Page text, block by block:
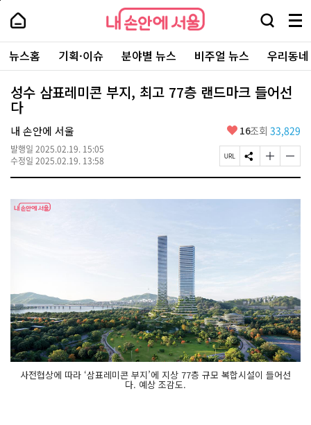
본
로
가
내
손
안
에
서
울
-
서
울
시
대
표
소
통
포
내
손
에
울
검
창
열
기
메
뉴
전
체
보
주
요
서
뉴스홈 기획·이슈 분야별 뉴스 비주얼 뉴스 우리동
성수 삼표레미콘 부지, 최고 77층 랜드마크 들어선
다
내 손안에 서울
발행일 2025.02.19. 15:05
수정일 2025.02.19. 13:58
좋
요
16조회 33,829
페
이
U
S
N
공
글
자
기
글
자
기
기
사전협상에 따라 ‘삼표레미콘 부지’에 지상 77층 규모 복합시설이 들어선
다. 예상 조감도.
페
상
단
로